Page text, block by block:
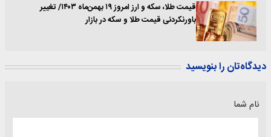
قیمت طلا، سکه و ارز امروز ۱۹ بهمن‌ماه ۱۴۰۳/ تغییر
باورنکردنی قیمت طلا و سکه در بازار
دیدگاه‌تان را بنویسید
نام شما